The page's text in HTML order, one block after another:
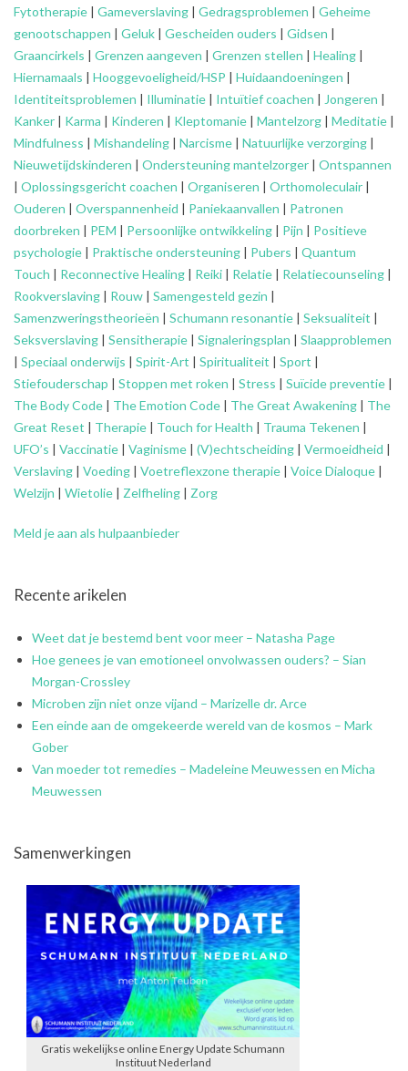
Fytotherapie | Gameverslaving | Gedragsproblemen | Geheime
genootschappen | Geluk | Gescheiden ouders | Gidsen |
Graancirkels | Grenzen aangeven | Grenzen stellen | Healing |
Hiernamaals | Hooggevoeligheid/HSP | Huidaandoeningen |
Identiteitsproblemen | Illuminatie | Intuïtief coachen | Jongeren |
Kanker | Karma | Kinderen | Kleptomanie | Mantelzorg | Meditatie |
Mindfulness | Mishandeling | Narcisme | Natuurlijke verzorging |
Nieuwetijdskinderen | Ondersteuningmantelzorger | Ontspannen
| Oplossingsgericht coachen | Organiseren | Orthomoleculair |
Ouderen | Overspannenheid | Paniekaanvallen | Patronen
doorbreken | PEM | Persoonlijke ontwikkeling | Pijn | Positieve
psychologie | Praktische ondersteuning | Pubers | Quantum
Touch | Reconnective Healing | Reiki | Relatie | Relatiecounseling |
Rookverslaving | Rouw | Samengesteld gezin |
Samenzweringstheorieën | Schumann resonantie | Seksualiteit |
Seksverslaving | Sensitherapie | Signaleringsplan | Slaapproblemen
| Speciaal onderwijs | Spirit-Art | Spiritualiteit | Sport |
Stiefouderschap | Stoppen met roken | Stress | Suïcide preventie |
The Body Code | The Emotion Code | The Great Awakening | The
Great Reset | Therapie | Touch for Health | Trauma Tekenen |
UFO’s | Vaccinatie | Vaginisme | (V)echtscheiding | Vermoeidheid |
Verslaving | Voeding | Voetreflexzone therapie | Voice Dialoque |
Welzijn | Wietolie | Zelfheling | Zorg
Meld je aan als hulpaanbieder
Recente arikelen
Weet dat je bestemd bent voor meer – Natasha Page
Hoe genees je van emotioneel onvolwassen ouders? – Sian
Morgan-Crossley
Microben zijn niet onze vijand – Marizelle dr. Arce
Een einde aan de omgekeerde wereld van de kosmos – Mark
Gober
Van moeder tot remedies – Madeleine Meuwessen en Micha
Meuwessen
Samenwerkingen
Gratis wekelijkse online Energy Update Schumann
Instituut Nederland